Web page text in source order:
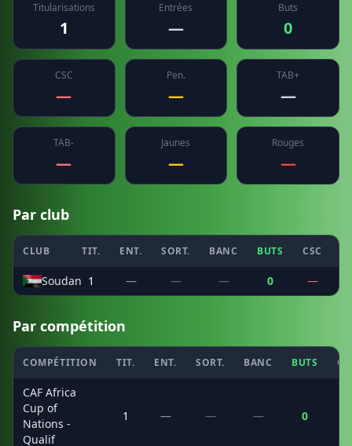
Titularisations
1
Entrées
—
Buts
0
CSC
—
Pen.
—
TAB+
—
TAB-
—
Jaunes
—
Rouges
—
Par club
CLUB TIT. ENT. SORT. BANC BUTS CSC
Soudan 1 — — — 0 —
Par compétition
COMPÉTITION TIT. ENT. SORT. BANC BUTS
CAF Africa
Cup of
Nations -
Qualif
1 — — — 0